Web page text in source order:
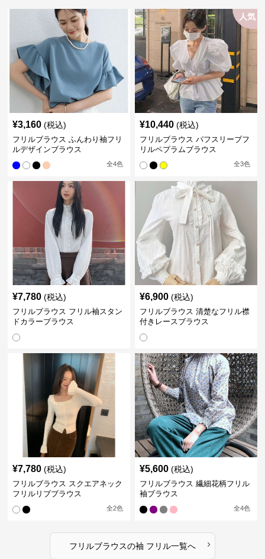
¥3,160 (税込)
フリルブラウス ふんわり袖フリ
ルデザインブラウス
全4色
人気
¥10,440 (税込)
フリルブラウス パフスリーブフ
リルペプラムブラウス
全3色
¥7,780 (税込)
フリルブラウス フリル袖スタン
ドカラーブラウス
¥6,900 (税込)
フリルブラウス 清楚なフリル襟
付きレースブラウス
¥7,780 (税込)
フリルブラウス スクエアネック
フリルリブブラウス
全2色
¥5,600 (税込)
フリルブラウス 繊細花柄フリル
袖ブラウス
全4色
フリルブラウスの袖 フリル一覧へ ›